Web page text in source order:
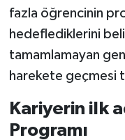
fazla öğrencinin
hedeflediklerini
tamamlamayan
harekete geçmesi
Kariyerin ilk
Programı